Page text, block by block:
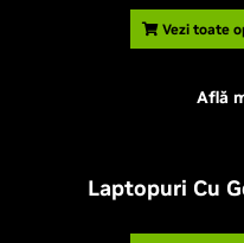
Vezi toate
Află
Laptopuri Cu